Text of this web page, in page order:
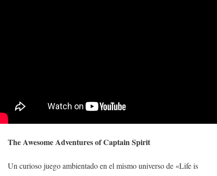
The Awesome Adventures of Captain Spirit
Un curioso juego ambientado en el mismo universo de «Life is